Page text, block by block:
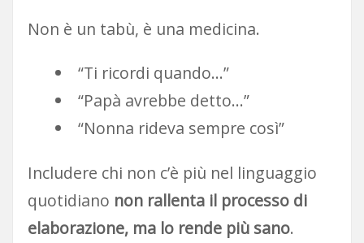
Non è un tabù, è una medicina.
“Ti ricordi quando…”
“Papà avrebbe detto…”
“Nonna rideva sempre così”
Includere chi non c’è più nel linguaggio
quotidiano non rallenta il processo di
elaborazione, ma lo rende più sano.